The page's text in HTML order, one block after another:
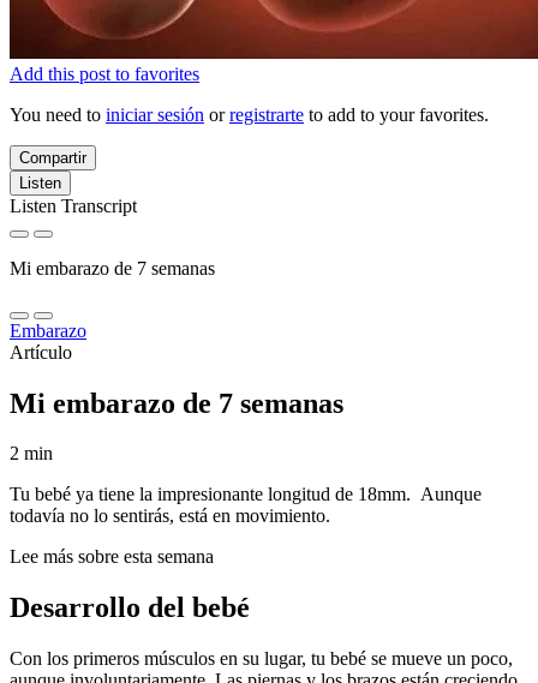
Add this post to favorites
You need to iniciar sesión orregistrarte to add to your favorites.
Compartir
Listen
Listen Transcript
Mi embarazo de 7 semanas
Embarazo
Artículo
Mi embarazo de 7 semanas
2 min
Tu bebé ya tiene la impresionante longitud de 18mm. Aunque
todavía no lo sentirás, está en movimiento.
Lee más sobre esta semana
Desarrollo del bebé
Con los primeros músculos en su lugar, tu bebé se mueve un poco,